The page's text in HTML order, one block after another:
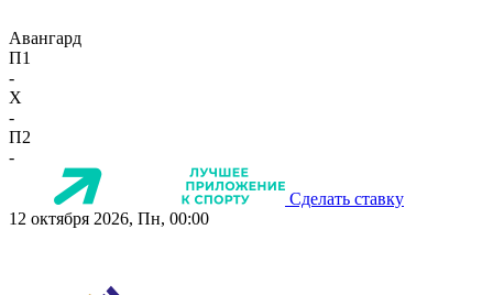
Авангард
П1
-
X
-
П2
-
Сделать ставку
12 октября 2026, Пн, 00:00